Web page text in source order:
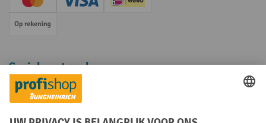
Creditcard (Master)Creditcard (Visa)iDEAL | Wero
Op rekening
Sociale netwerken
Facebook
YouTube
LinkedInInstagram